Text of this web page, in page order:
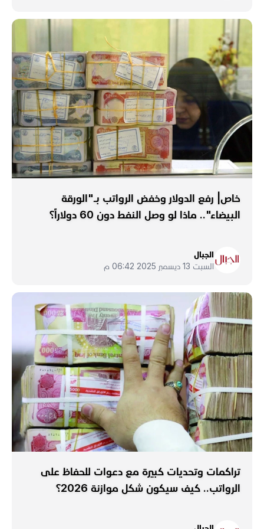
خاص| رفع الدولار وخفض الرواتب بـ"الورقة
البيضاء".. ماذا لو وصل النفط دون 60 دولاراً؟
الجبال
السبت 13 ديسمبر 2025 06:42 م
تراكمات وتحديات كبيرة مع دعوات للحفاظ على
الرواتب.. كيف سيكون شكل موازنة 2026؟